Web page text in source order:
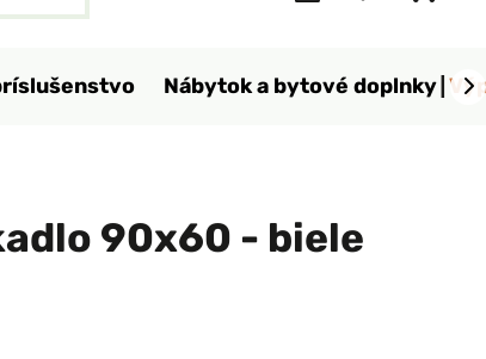
Nábytok a bytové doplnky
90x60 - biele